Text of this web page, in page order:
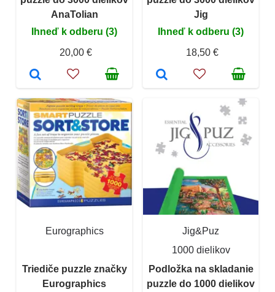
AnaTolian
Ihneď k odberu (3)
20,00 €
Jig
Ihneď k odberu (3)
18,50 €
Eurographics
Triediče puzzle značky
Eurographics
Jig&Puz
1000 dielikov
Podložka na skladanie
puzzle do 1000 dielikov